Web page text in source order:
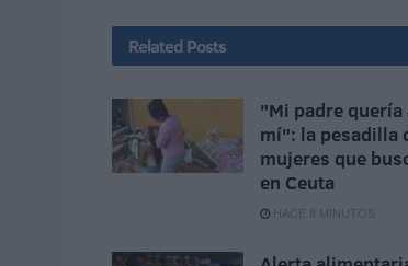
Related Posts
"Mi padre quería
mí": la pesadilla
mujeres que
en Ceuta
HACE 8 MINUTOS